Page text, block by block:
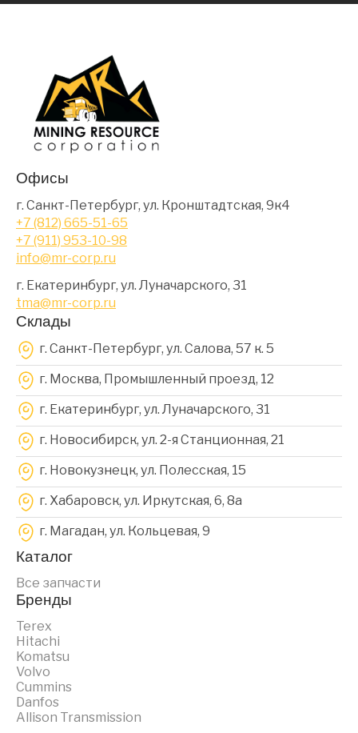
Офисы
г. Санкт-Петербург, ул. Кронштадтская, 9к4
+7 (812) 665-51-65
+7 (911) 953-10-98
info@mr-corp.ru
г. Екатеринбург, ул. Луначарского, 31
tma@mr-corp.ru
Склады
г. Санкт-Петербург, ул. Салова, 57 к. 5
г. Москва, Промышленный проезд, 12
г. Екатеринбург, ул. Луначарского, 31
г. Новосибирск, ул. 2-я Станционная, 21
г. Новокузнецк, ул. Полесская, 15
г. Хабаровск, ул. Иркутская, 6, 8a
г. Магадан, ул. Кольцевая, 9
Каталог
Все запчасти
Бренды
Terex
Hitachi
Komatsu
Volvo
Cummins
Danfos
Allison Transmission